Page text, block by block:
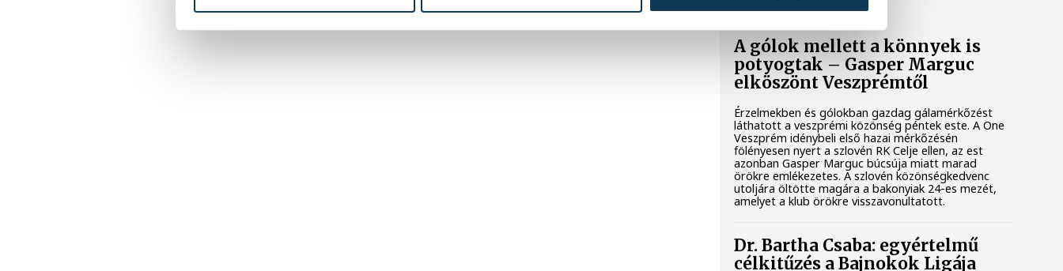
A gólok mellett a könnyek is
potyogtak – Gasper Marguc
elköszönt Veszprémtől
Érzelmekben és gólokban gazdag gálamérkőzést
láthatott a veszprémi közönség péntek este. A One
Veszprém idénybeli első hazai mérkőzésén
fölényesen nyert a szlovén RK Celje ellen, az est
azonban Gasper Marguc búcsúja miatt marad
örökre emlékezetes. A szlovén közönségkedvenc
utoljára öltötte magára a bakonyiak 24-es mezét,
amelyet a klub örökre visszavonultatott.
Dr. Bartha Csaba: egyértelmű
célkitűzés a Bajnokok Ligája